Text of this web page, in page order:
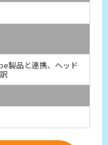
製品と連携、ヘッド